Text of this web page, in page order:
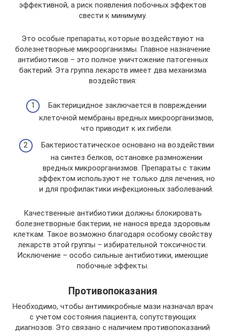
эффективной, а риск появления побочных эффектов
свести к минимуму.
Это особые препараты, которые воздействуют на
болезнетворные микроорганизмы. Главное назначение
антибиотиков – это полное уничтожение патогенных
бактерий. Эта группа лекарств имеет два механизма
воздействия:
Бактерицидное заключается в повреждении
клеточной мембраны вредных микроорганизмов,
что приводит к их гибели.
Бактериостатическое основано на воздействии
на синтез белков, остановке размножении
вредных микроорганизмов. Препараты с таким
эффектом используют не только для лечения, но
и для профилактики инфекционных заболеваний.
Качественные антибиотики должны блокировать
болезнетворные бактерии, не нанося вреда здоровым
клеткам. Такое возможно благодаря особому свойству
лекарств этой группы – избирательной токсичности.
Исключение – особо сильные антибиотики, имеющие
побочные эффекты.
Противопоказания
Необходимо, чтобы антимикробные мази назначал врач
с учетом состояния пациента, сопутствующих
диагнозов. Это связано с наличием противопоказаний